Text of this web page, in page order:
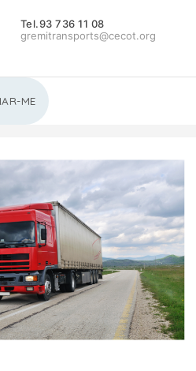
Tel.93 736 11 08
gremitransports@cecot.org
ME